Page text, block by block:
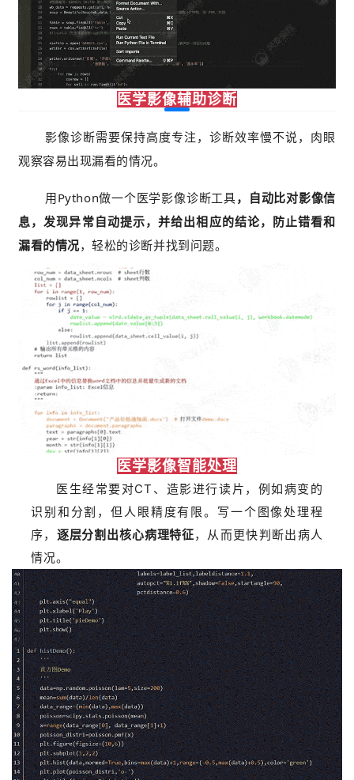
医学影像辅助诊断
影像诊断需要保持高度专注，诊断效率慢不说，肉眼
观察容易出现漏看的情况。
用Python做一个医学影像诊断工具，自动比对影像信
息，发现异常自动提示，并给出相应的结论，防止错看和
漏看的情况，轻松的诊断并找到问题。
医学影像智能处理
医生经常要对CT、造影进行读片，例如病变的
识别和分割，但人眼精度有限。 写一个图像处理程
序， 逐层分割出核心病理特征，从而更快判断出病人
情况。